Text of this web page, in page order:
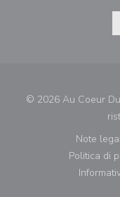
© 2026 Au Coeur
Note
Politica di